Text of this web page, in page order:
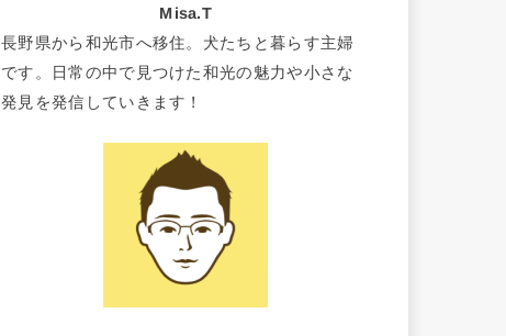
Misa.T
長野県から和光市へ移住。犬たちと暮らす主婦
です。日常の中で見つけた和光の魅力や小さな
発見を発信していきます！